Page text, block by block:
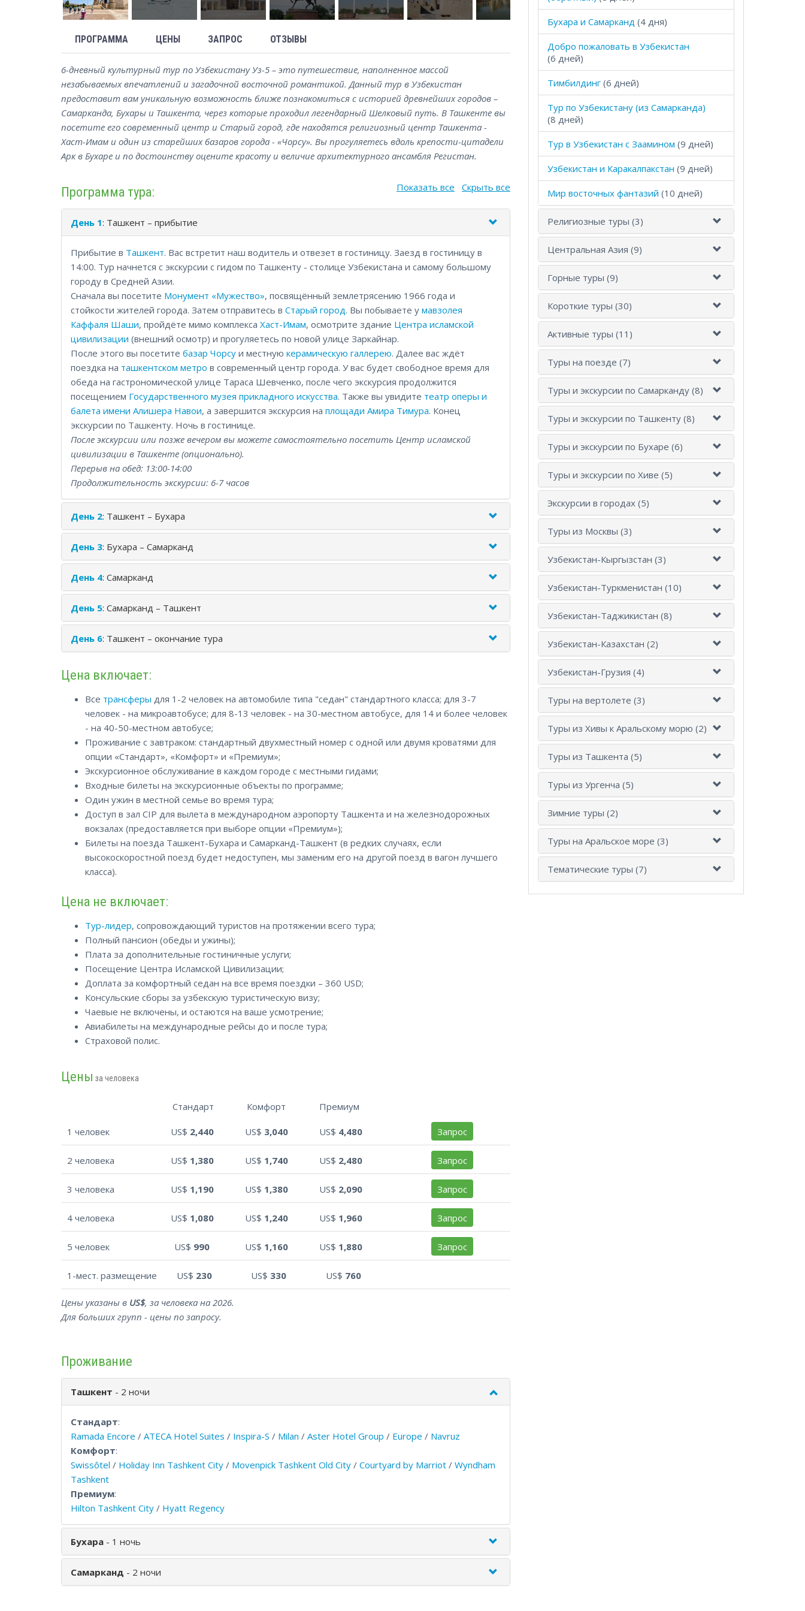
ПРОГРАММА ЦЕНЫ ЗАПРОС ОТЗЫВЫ
6-дневный культурный тур по Узбекистану Уз-5 – это путешествие, наполненное массой
незабываемых впечатлений и загадочной восточной романтикой. Данный тур в Узбекистан
предоставит вам уникальную возможность ближе познакомиться с историей древнейших городов –
Самарканда, Бухары и Ташкента, через которые проходил легендарный Шелковый путь. В Ташкенте вы
посетите его современный центр и Старый город, где находятся религиозный центр Ташкента -
Хаст-Имам и один из старейших базаров города - «Чорсу». Вы прогуляетесь вдоль крепости-цитадели
Арк в Бухаре и по достоинству оцените красоту и величие архитектурного ансамбля Регистан.
Программа тура: Показать все Скрыть все
День 1: Ташкент – прибытие
Прибытие в Ташкент. Вас встретит наш водитель и отвезет в гостиницу. Заезд в гостиницу в
14:00. Тур начнется с экскурсии с гидом по Ташкенту - столице Узбекистана и самому большому
городу в Средней Азии.
Сначала вы посетите Монумент «Мужество», посвящённый землетрясению 1966 года и
стойкости жителей города. Затем отправитесь в Старый город. Вы побываете у мавзолея
Каффаля Шаши, пройдёте мимо комплекса Хаст-Имам, осмотрите здание Центра исламской
цивилизации (внешний осмотр) и прогуляетесь по новой улице Заркайнар.
После этого вы посетите базар Чорсу и местную керамическую галлерею. Далее вас ждёт
поездка на ташкентском метро в современный центр города. У вас будет свободное время для
обеда на гастрономической улице Тараса Шевченко, после чего экскурсия продолжится
посещением Государственного музея прикладного искусства. Также вы увидите театр оперы и
балета имени Алишера Навои, а завершится экскурсия на площади Амира Тимура. Конец
экскурсии по Ташкенту. Ночь в гостинице.
После экскурсии или позже вечером вы можете самостоятельно посетить Центр исламской
цивилизации в Ташкенте (опционально).
Перерыв на обед: 13:00-14:00
Продолжительность экскурсии: 6-7 часов
День 2: Ташкент – Бухара
День 3: Бухара – Самарканд
День 4: Самарканд
День 5: Самарканд – Ташкент
День 6: Ташкент – окончание тура
Цена включает:
Все трансферы для 1-2 человек на автомобиле типа "седан" стандартного класса; для 3-7
человек - на микроавтобусе; для 8-13 человек - на 30-местном автобусе, для 14 и более человек
- на 40-50-местном автобусе;
Проживание с завтраком: стандартный двухместный номер с одной или двумя кроватями для
опции «Стандарт», «Комфорт» и «Премиум»;
Экскурсионное обслуживание в каждом городе с местными гидами;
Входные билеты на экскурсионные объекты по программе;
Один ужин в местной семье во время тура;
Доступ в зал CIP для вылета в международном аэропорту Ташкента и на железнодорожных
вокзалах (предоставляется при выборе опции «Премиум»);
Билеты на поезда Ташкент-Бухара и Самарканд-Ташкент (в редких случаях, если
высокоскоростной поезд будет недоступен, мы заменим его на другой поезд в вагон лучшего
класса).
Цена не включает:
Тур-лидер, сопровождающий туристов на протяжении всего тура;
Полный пансион (обеды и ужины);
Плата за дополнительные гостиничные услуги;
Посещение Центра Исламской Цивилизации;
Доплата за комфортный седан на все время поездки – 360 USD;
Консульские сборы за узбекскую туристическую визу;
Чаевые не включены, и остаются на ваше усмотрение;
Авиабилеты на международные рейсы до и после тура;
Страховой полис.
Цены за человека
Стандарт Комфорт Премиум
1 человек US$ 2,440 US$ 3,040 US$ 4,480 Запрос
2 человека US$ 1,380 US$ 1,740 US$ 2,480 Запрос
3 человека US$ 1,190 US$ 1,380 US$ 2,090 Запрос
4 человека US$ 1,080 US$ 1,240 US$ 1,960 Запрос
5 человек US$ 990 US$ 1,160 US$ 1,880 Запрос
1-мест. размещение US$ 230 US$ 330 US$ 760
Цены указаны в US$, за человека на 2026.
Для больших групп - цены по запросу.
Проживание
Ташкент - 2 ночи
Стандарт:
Ramada Encore / ATECA Hotel Suites / Inspira-S / Milan / Aster Hotel Group / Europe / Navruz
Комфорт:
Swissôtel / Holiday Inn Tashkent City / Movenpick Tashkent Old City / Courtyard by Marriot / Wyndham
Tashkent
Премиум:
Hilton Tashkent City / Hyatt Regency
Бухара - 1 ночь
Самарканд - 2 ночи
Бухара и Самарканд (4 дня)
Добро пожаловать в Узбекистан
(6 дней)
Тимбилдинг (6 дней)
Тур по Узбекистану (из Самарканда)
(8 дней)
Тур в Узбекистан с Заамином (9 дней)
Узбекистан и Каракалпакстан (9 дней)
Мир восточных фантазий (10 дней)
Религиозные туры (3)
Центральная Азия (9)
Горные туры (9)
Короткие туры (30)
Активные туры (11)
Туры на поезде (7)
Туры и экскурсии по Самарканду (8)
Туры и экскурсии по Ташкенту (8)
Туры и экскурсии по Бухаре (6)
Туры и экскурсии по Хиве (5)
Экскурсии в городах (5)
Туры из Москвы (3)
Узбекистан-Кыргызстан (3)
Узбекистан-Туркменистан (10)
Узбекистан-Таджикистан (8)
Узбекистан-Казахстан (2)
Узбекистан-Грузия (4)
Туры на вертолете (3)
Туры из Хивы к Аральскому морю (2)
Туры из Ташкента (5)
Туры из Ургенча (5)
Зимние туры (2)
Туры на Аральское море (3)
Тематические туры (7)